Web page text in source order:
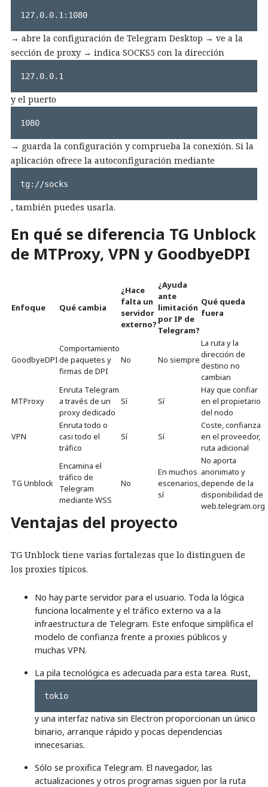
127.0.0.1:1080
→ abre la configuración de Telegram Desktop → ve a la
sección de proxy → indica SOCKS5 con la dirección
127.0.0.1
y el puerto
1080
→ guarda la configuración y comprueba la conexión. Si la
aplicación ofrece la autoconfiguración mediante
tg://socks
, también puedes usarla.
En qué se diferencia TG Unblock
de MTProxy, VPN y GoodbyeDPI
Enfoque Qué cambia
¿Hace
falta un
servidor
externo?
¿Ayuda
ante
limitación
por IP de
Telegram?
Qué queda
fuera
GoodbyeDPI
Comportamiento
de paquetes y
firmas de DPI
No No siempre
La ruta y la
dirección de
destino no
cambian
MTProxy
Enruta Telegram
a través de un
proxy dedicado
Sí Sí
Hay que confiar
en el propietario
del nodo
VPN
Enruta todo o
casi todo el
tráfico
Sí Sí
Coste, confianza
en el proveedor,
ruta adicional
TG Unblock
Encamina el
tráfico de
Telegram
mediante WSS
No
En muchos
escenarios,
sí
No aporta
anonimato y
depende de la
disponibilidad de
web.telegram.org
Ventajas del proyecto
TG Unblock tiene varias fortalezas que lo distinguen de
los proxies típicos.
No hay parte servidor para el usuario. Toda la lógica
funciona localmente y el tráfico externo va a la
infraestructura de Telegram. Este enfoque simplifica el
modelo de confianza frente a proxies públicos y
muchas VPN.
La pila tecnológica es adecuada para esta tarea. Rust,
tokio
y una interfaz nativa sin Electron proporcionan un único
binario, arranque rápido y pocas dependencias
innecesarias.
Sólo se proxifica Telegram. El navegador, las
actualizaciones y otros programas siguen por la ruta